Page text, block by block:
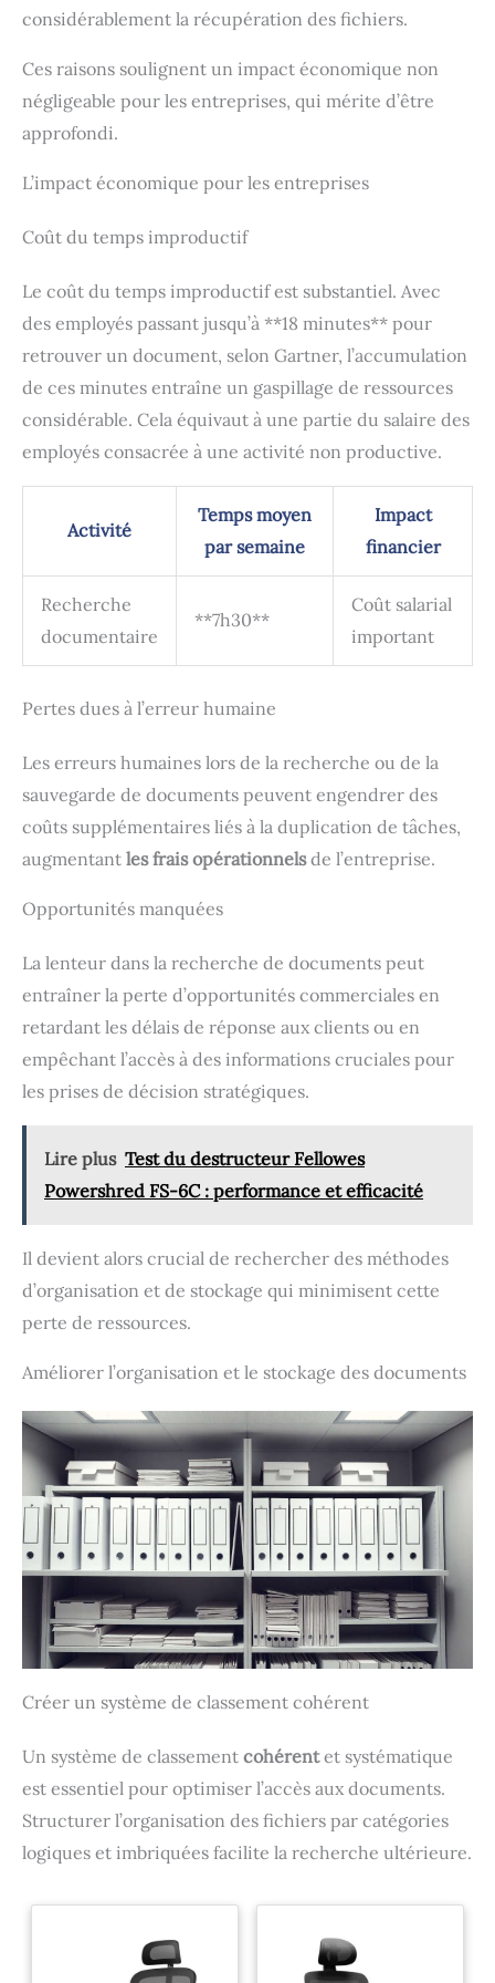
considérablement la récupération des fichiers.
Ces raisons soulignent un impact économique non
négligeable pour les entreprises, qui mérite d’être
approfondi.
L’impact économique pour les entreprises
Coût du temps improductif
Le coût du temps improductif est substantiel. Avec
des employés passant jusqu’à **18 minutes** pour
retrouver un document, selon Gartner, l’accumulation
de ces minutes entraîne un gaspillage de ressources
considérable. Cela équivaut à une partie du salaire des
employés consacrée à une activité non productive.
Activité
Temps moyen
par semaine
Impact
financier
Recherche
documentaire
**7h30**
Coût salarial
important
Pertes dues à l’erreur humaine
Les erreurs humaines lors de la recherche ou de la
sauvegarde de documents peuvent engendrer des
coûts supplémentaires liés à la duplication de tâches,
augmentant les frais opérationnelsde l’entreprise.
Opportunités manquées
La lenteur dans la recherche de documents peut
entraîner la perte d’opportunités commerciales en
retardant les délais de réponse aux clients ou en
empêchant l’accès à des informations cruciales pour
les prises de décision stratégiques.
Lire plus Test du destructeur Fellowes
Powershred FS-6C : performance et efficacité
Il devient alors crucial de rechercher des méthodes
d’organisation et de stockage qui minimisent cette
perte de ressources.
Améliorer l’organisation et le stockage des documents
Créer un système de classement cohérent
Un système de classement cohérentet systématique
est essentiel pour optimiser l’accès aux documents.
Structurer l’organisation des fichiers par catégories
logiques et imbriquées facilite la recherche ultérieure.